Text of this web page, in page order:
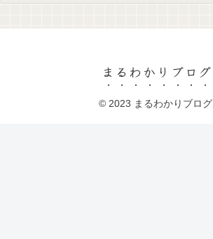
まるわかりブログ
© 2023 まるわかりブログ.